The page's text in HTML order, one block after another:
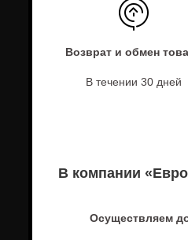
Возврат и обмен
В течении 30 дней
В компании
Осуществляем